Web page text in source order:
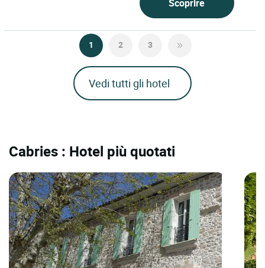
Scoprire
1 2 3
Vedi tutti gli hotel
Cabries : Hotel più quotati